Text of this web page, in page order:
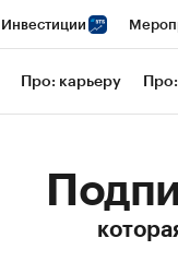
Инвестиции
Школа управления РБК
Франшизы
Про: карьеру